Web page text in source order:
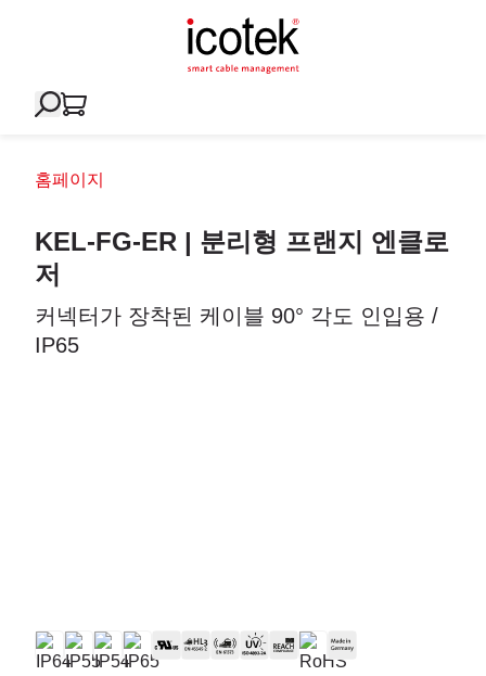
홈페이지
KEL-FG-ER | 분리형 프랜지 엔클로
저
커넥터가 장착된 케이블 90° 각도 인입용 /
IP65